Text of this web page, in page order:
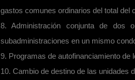
gastos comunes ordinarios del total del
8. Administración conjunta de dos
subadministraciones en un mismo
9. Programas de autofinanciamiento
10. Cambio de destino de las unidades